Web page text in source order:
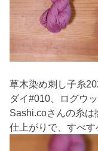
草木染め刺し子糸
ダイ#010、ログウ
Sashi.coさんの糸
仕上がりで、すべす